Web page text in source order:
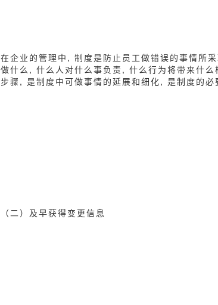
在企业的管理中, 制度是防止员工做错误的事情所
做什么, 什么人对什么事负责, 什么行为将带来什
步骤, 是制度中可做事情的延展和细化, 是制度的必
（二）及早获得变更信息